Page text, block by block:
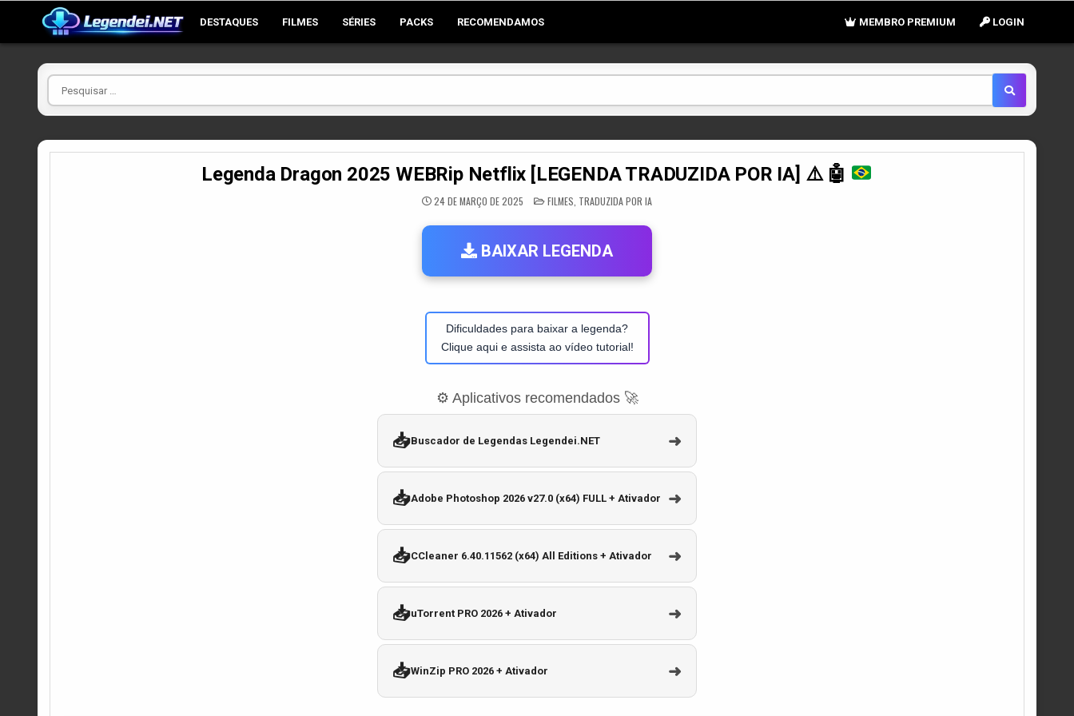
DESTAQUES FILMES SÉRIES PACKS RECOMENDAMOS LOGIN
MEMBRO PREMIUM
Pesquisar
por
Legenda Dragon 2025 WEBRip Netflix [LEGENDA TRADUZIDA POR IA] ⚠️ 🤖
24 DE MARÇO DE 2025 POSTED
IN
FILMES TRADUZIDA POR IA
BAIXAR LEGENDA
Dificuldades para baixar a legenda?
Clique aqui e assista ao vídeo tutorial!
⚙️ Aplicativos recomendados 🚀
📥Buscador de Legendas Legendei.NET ➜
📥Adobe Photoshop 2026 v27.0 (x64) FULL + Ativador ➜
📥CCleaner 6.40.11562 (x64) All Editions + Ativador ➜
📥uTorrent PRO 2026 + Ativador ➜
📥WinZip PRO 2026 + Ativador ➜